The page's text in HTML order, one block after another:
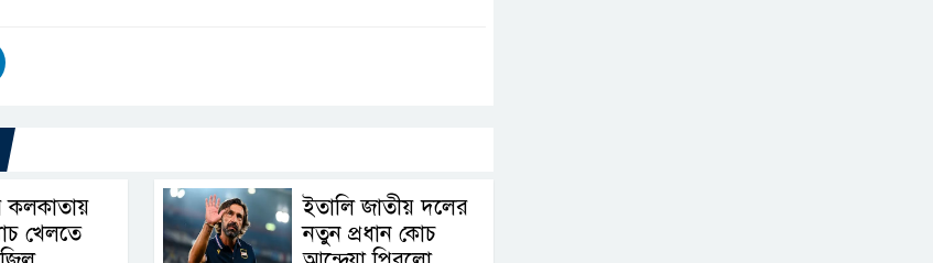
কলকাতায়
খেলতে
ইতালি জাতীয় দলের
নতুন প্রধান কোচ